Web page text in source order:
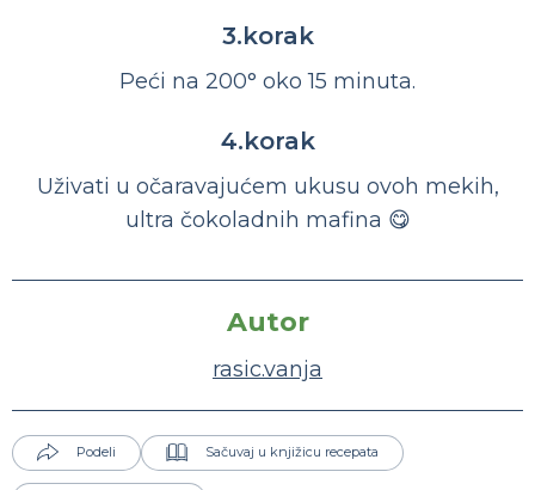
3.korak
Peći na 200° oko 15 minuta.
4.korak
Uživati u očaravajućem ukusu ovoh mekih,
ultra čokoladnih mafina 😋
Autor
rasic.vanja
Podeli Sačuvaj u knjižicu recepata